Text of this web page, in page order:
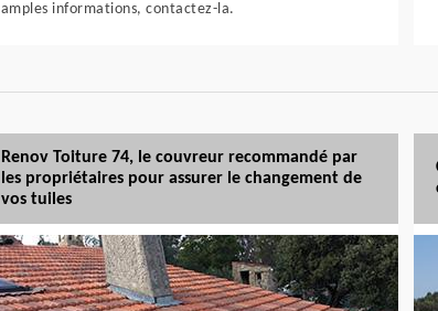
amples informations, contactez-la.
Renov Toiture 74, le couvreur recommandé par
les propriétaires pour assurer le changement de
vos tuiles